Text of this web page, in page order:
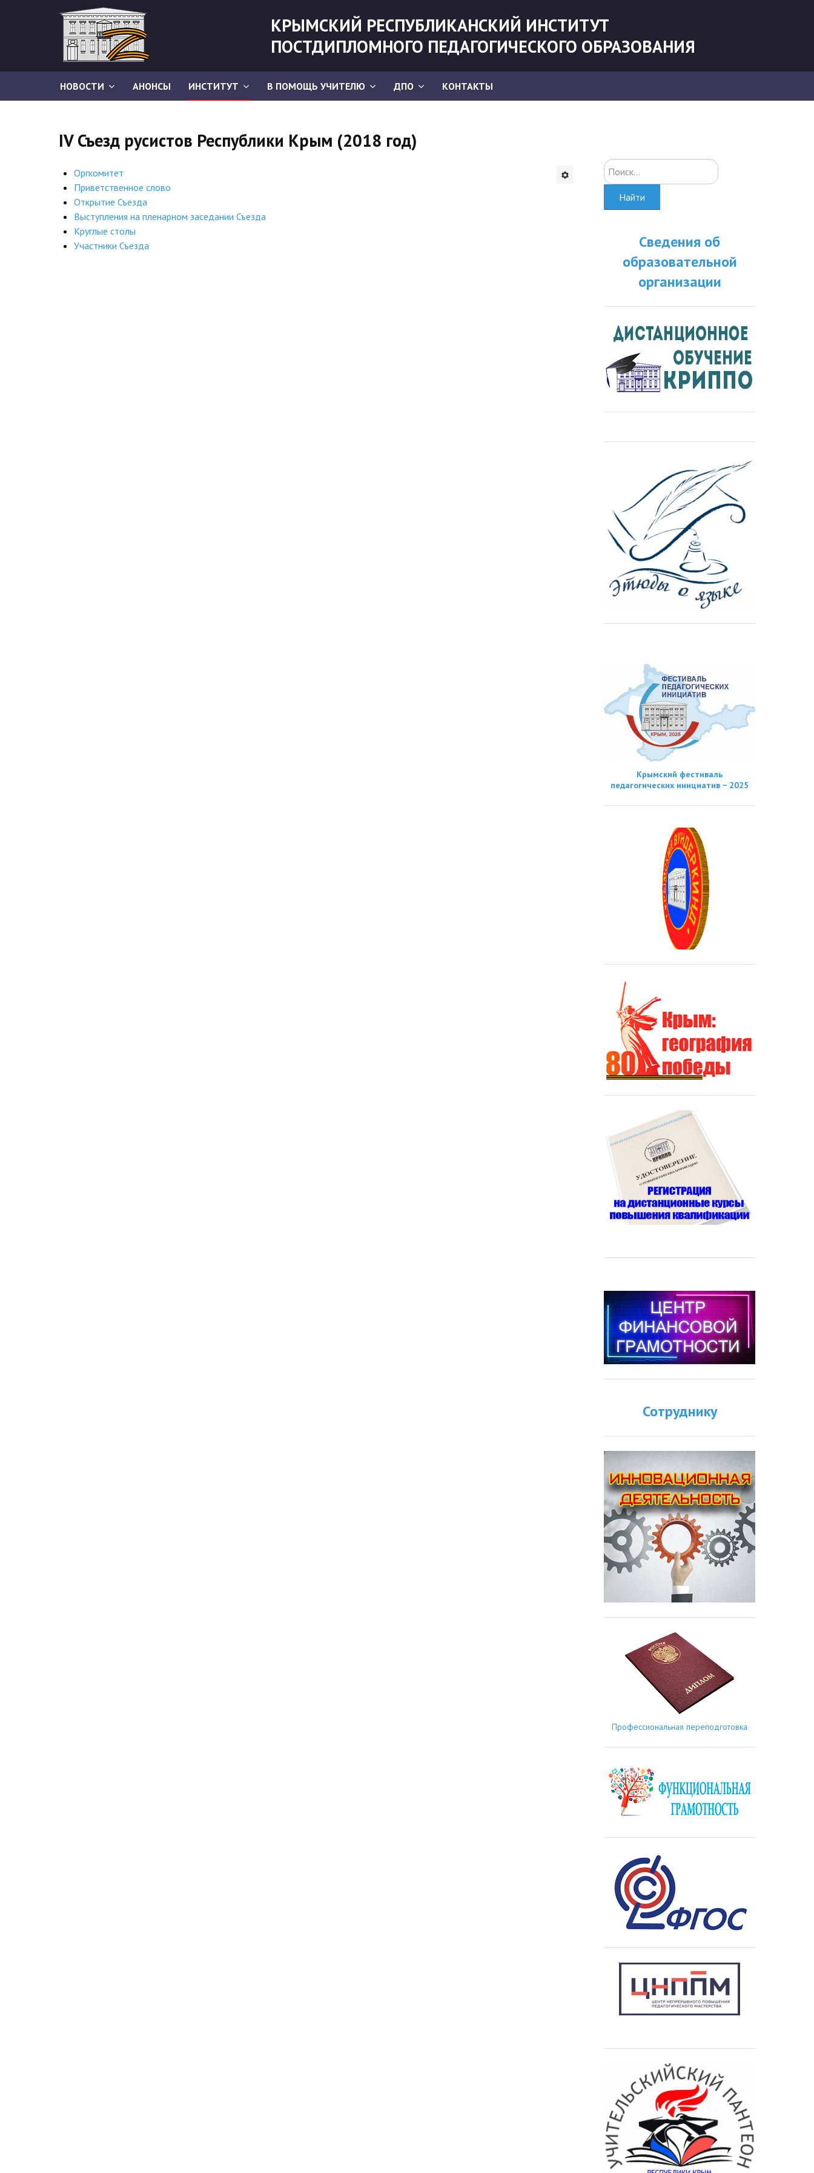
КРЫМСКИЙ РЕСПУБЛИКАНСКИЙ ИНСТИТУТ
ПОСТДИПЛОМНОГО ПЕДАГОГИЧЕСКОГО ОБРАЗОВАНИЯ
НОВОСТИ АНОНСЫ ИНСТИТУТ В ПОМОЩЬ УЧИТЕЛЮ ДПО КОНТАКТЫ
IV Съезд русистов Республики Крым (2018 год)
Оргкомитет
Приветственное слово
Открытие Съезда
Выступления на пленарном заседании Съезда
Круглые столы
Участники Съезда
Искать...
Найти
Сведения об
образовательной
организации
Крымский фестиваль
педагогических инициатив − 2025
Сотруднику
Профессиональная переподготовка